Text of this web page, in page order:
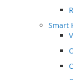
Smart